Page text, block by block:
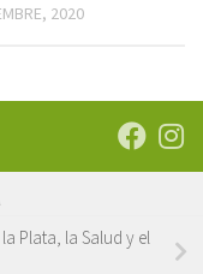
2020
Plata, la Salud y el